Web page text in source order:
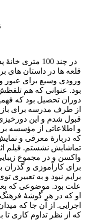
و
در چند 100
قلعه ها در داستان های
ورودی وسیع برای عبور
بود. عنوانی که هم
دوران تحصیل بود که
از طرف مدرسه برای
قبول شدم و این
و اطلاعاتی از مؤسسه
تماشایش نشستم. فیلم
واکسن و در مجموع
برای کارآموزی و
برایم نبود و به تعبیری
علت بود. موضوعی که
او که در هر گوشۀ فرهنگ
اجرایی. از آن جا که
که از نظر تداوم کاری